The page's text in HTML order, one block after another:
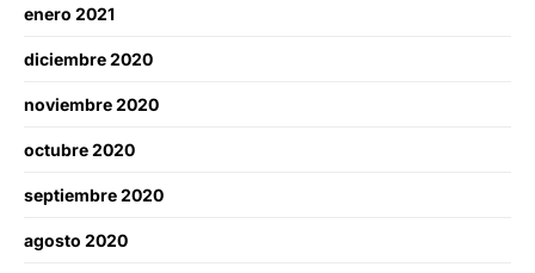
enero 2021
diciembre 2020
noviembre 2020
octubre 2020
septiembre 2020
agosto 2020